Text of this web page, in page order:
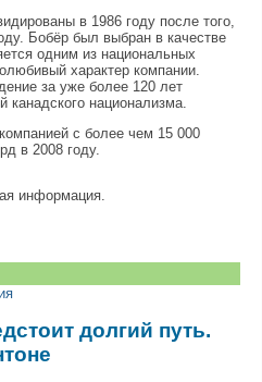
в 1986 году после того,
Бобёр был выбран в качестве
одним из национальных
характер компании.
за уже более 120 лет
канадского национализма.
с более чем 15 000
в 2008 году.
информация.
долгий путь.